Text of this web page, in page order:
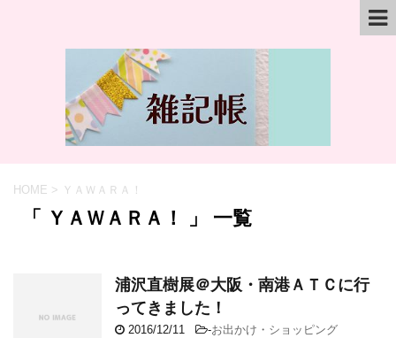
HOME > ＹＡＷＡＲＡ！
「 ＹＡＷＡＲＡ！ 」 一覧
浦沢直樹展＠大阪・南港ＡＴＣに行
ってきました！
2016/12/11 -お出かけ・ショッピング